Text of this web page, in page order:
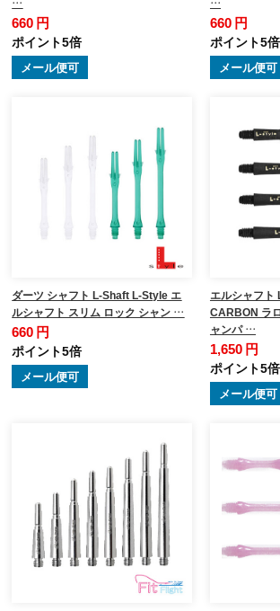
660 円
ポイント5倍
メール便可
660 円
ポイント5倍
メール便可
ダーツ シャフト L-Shaft L-Style エ
ルシャフト スリム ロック シャン …
660 円
ポイント5倍
メール便可
エルシャフ
CARBON ラ
ャンパ …
1,650 円
ポイント5倍
メール便可